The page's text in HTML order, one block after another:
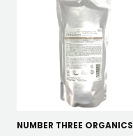
NUMBER THREE ORGANICS